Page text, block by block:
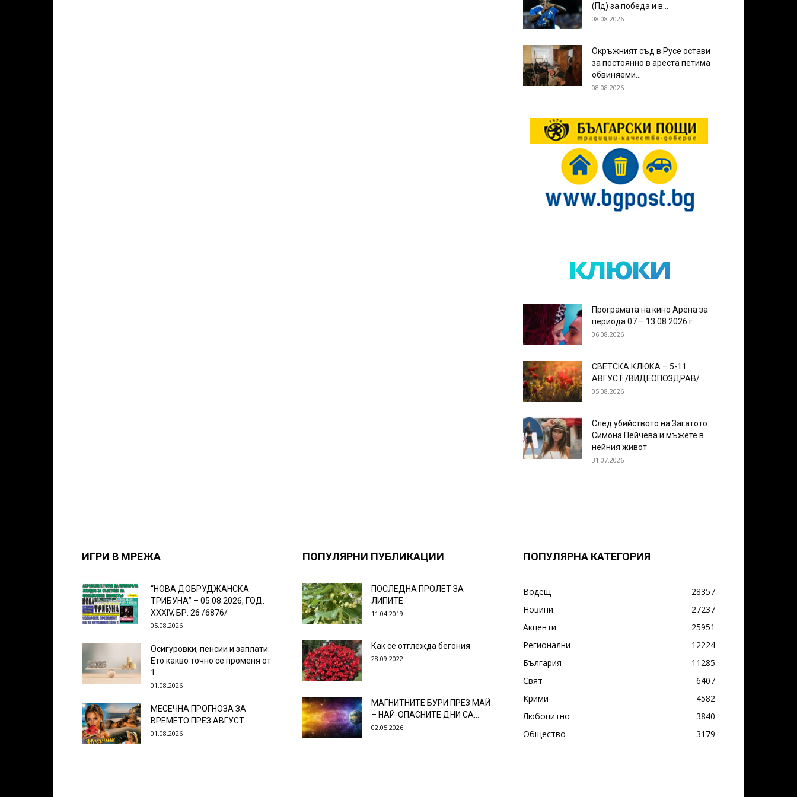
(Пд) за победа и в...
08.08.2026
Окръжният съд в Русе остави
за постоянно в ареста петима
обвиняеми...
08.08.2026
клюки
Програмата на кино Арена за
периода 07 – 13.08.2026 г.
06.08.2026
СВЕТСКА КЛЮКА – 5-11
АВГУСТ /ВИДЕОПОЗДРАВ/
05.08.2026
След убийството на Загатото:
Симона Пейчева и мъжете в
нейния живот
31.07.2026
ИГРИ В МРЕЖА
“НОВА ДОБРУДЖАНСКА
ТРИБУНА” – 05.08.2026, ГОД.
XXХIV, БР. 26 /6876/
05.08.2026
Осигуровки, пенсии и заплати:
Ето какво точно се променя от
1...
01.08.2026
МЕСЕЧНА ПРОГНОЗА ЗА
ВРЕМЕТО ПРЕЗ АВГУСТ
01.08.2026
ПОПУЛЯРНИ ПУБЛИКАЦИИ
ПОСЛЕДНА ПРОЛЕТ ЗА
ЛИПИТЕ
11.04.2019
Как се отглежда бегония
28.09.2022
МАГНИТНИТЕ БУРИ ПРЕЗ МАЙ
– НАЙ-ОПАСНИТЕ ДНИ СА…
02.05.2026
ПОПУЛЯРНА КАТЕГОРИЯ
Водещ
28357
Новини
27237
Акценти
25951
Регионални
12224
България
11285
Свят
6407
Крими
4582
Любопитно
3840
Общество
3179